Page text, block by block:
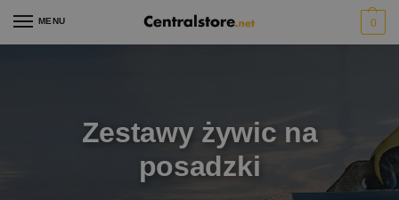
MENU 0
Zestawy żywic na
posadzki